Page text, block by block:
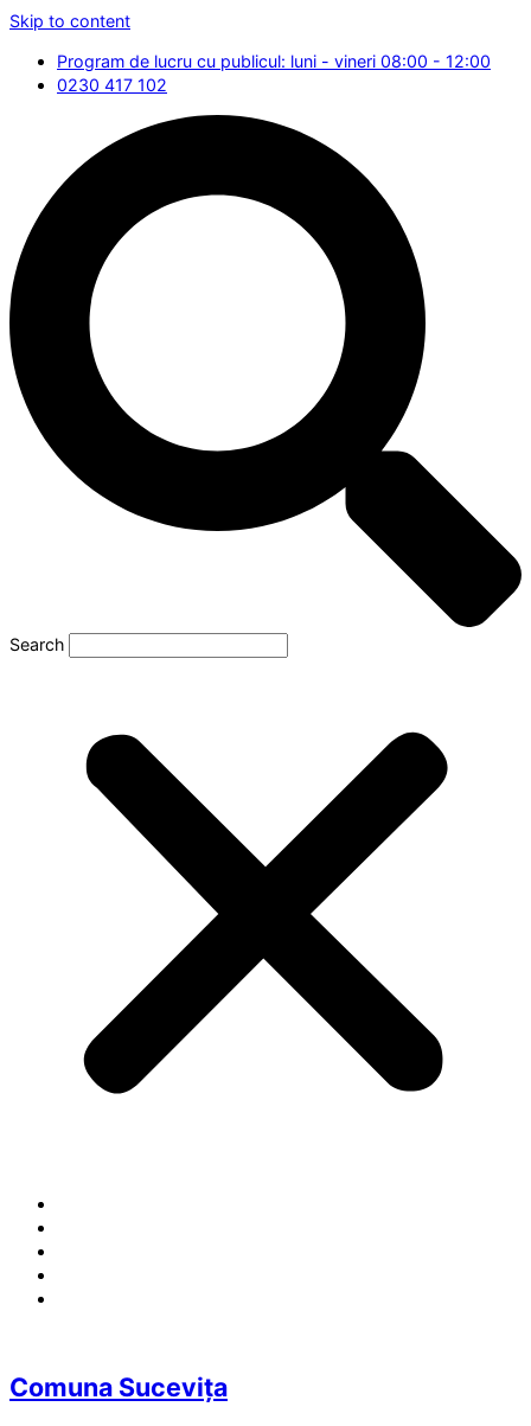
Skip to content
Program de lucru cu publicul: luni - vineri 08:00 - 12:00
0230 417 102
Search
Comuna Sucevița